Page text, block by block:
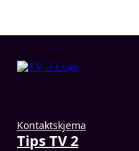
Kontaktskjema
Tips TV 2